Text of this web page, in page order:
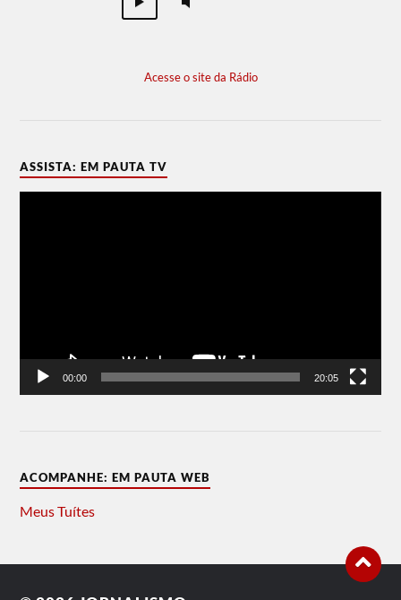
Acesse o site da Rádio
ASSISTA: EM PAUTA TV
00:00 20:05
ACOMPANHE: EM PAUTA WEB
Meus Tuítes